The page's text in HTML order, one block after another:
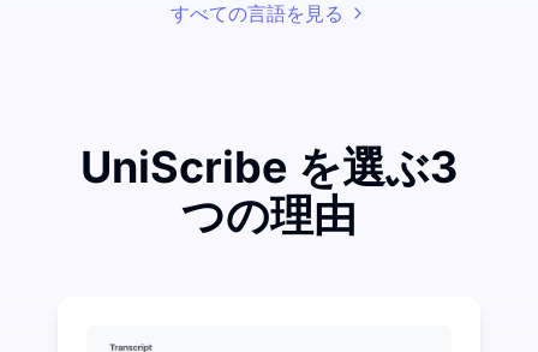
すべての言語を見る
UniScribe を選ぶ3
つの理由
UniScribe は毎月 120 分の無料文字起こしを提供し